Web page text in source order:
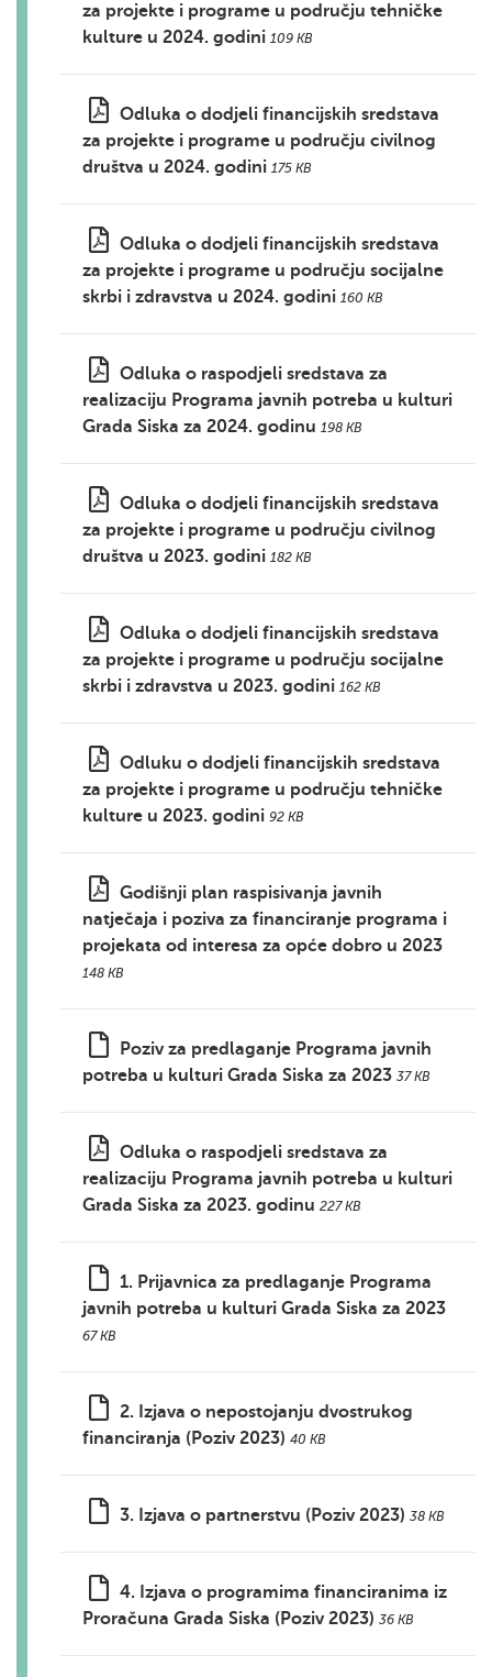
za projekte i programe u području tehničke
kulture u 2024. godini 109 KB
Odluka o dodjeli financijskih sredstava
za projekte i programe u području civilnog
društva u 2024. godini 175 KB
Odluka o dodjeli financijskih sredstava
za projekte i programe u području socijalne
skrbi i zdravstva u 2024. godini 160 KB
Odluka o raspodjeli sredstava za
realizaciju Programa javnih potreba u kulturi
Grada Siska za 2024. godinu 198 KB
Odluka o dodjeli financijskih sredstava
za projekte i programe u području civilnog
društva u 2023. godini 182 KB
Odluka o dodjeli financijskih sredstava
za projekte i programe u području socijalne
skrbi i zdravstva u 2023. godini 162 KB
Odluku o dodjeli financijskih sredstava
za projekte i programe u području tehničke
kulture u 2023. godini 92 KB
Godišnji plan raspisivanja javnih
natječaja i poziva za financiranje programa i
projekata od interesa za opće dobro u 2023
148 KB
Poziv za predlaganje Programa javnih
potreba u kulturi Grada Siska za 2023 37 KB
Odluka o raspodjeli sredstava za
realizaciju Programa javnih potreba u kulturi
Grada Siska za 2023. godinu 227 KB
1. Prijavnica za predlaganje Programa
javnih potreba u kulturi Grada Siska za 2023
67 KB
2. Izjava o nepostojanju dvostrukog
financiranja (Poziv 2023) 40 KB
3. Izjava o partnerstvu (Poziv 2023) 38 KB
4. Izjava o programima financiranima iz
Proračuna Grada Siska (Poziv 2023) 36 KB